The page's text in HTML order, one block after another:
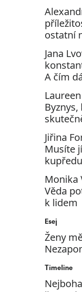
ostatní
Jana
A čím
Jiřina
Musíte
kupředu
Monika
Věda
k lidem
Esej
Ženy
Timeline